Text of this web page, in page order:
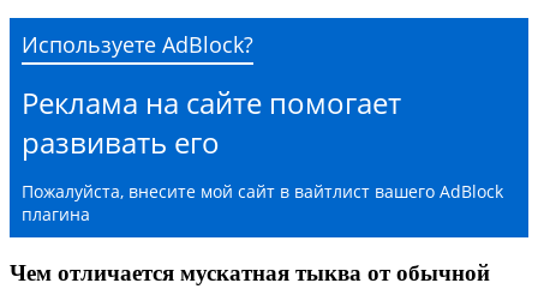
Используете AdBlock?
Реклама на сайте помогает
развивать его
Пожалуйста, внесите мой сайт в вайтлист вашего AdBlock
плагина
Чем отличается мускатная тыква от обычной